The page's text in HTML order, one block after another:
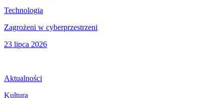
Technologia
Zagrożeni w cyberprzestrzeni
23 lipca 2026
Aktualności
Kultura